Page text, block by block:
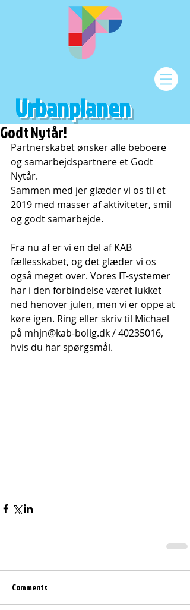
Urbanplanen
Godt Nytår!
Partnerskabet ønsker alle beboere
og samarbejdspartnere et Godt
Nytår.
Sammen med jer glæder vi os til et
2019 med masser af aktiviteter, smil
og godt samarbejde.
Fra nu af er vi en del af KAB
fællesskabet, og det glæder vi os
også meget over. Vores IT-systemer
har i den forbindelse været lukket
ned henover julen, men vi er oppe at
køre igen. Ring eller skriv til Michael
på mhjn@kab-bolig.dk / 40235016,
hvis du har spørgsmål.
Comments